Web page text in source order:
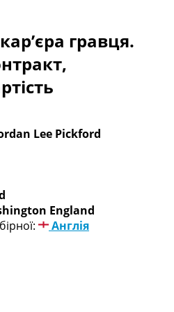
Ліга
Ліга
Турнирні таблиці
гравця.
Lee Pickford
England
Англія